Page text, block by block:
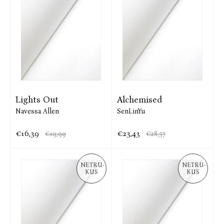
Lights Out
Navessa Allen
€16,39 €19,99
Alchemised
SenLinYu
€23,43 €28,57
NETRU-
KUS
NETRU-
KUS